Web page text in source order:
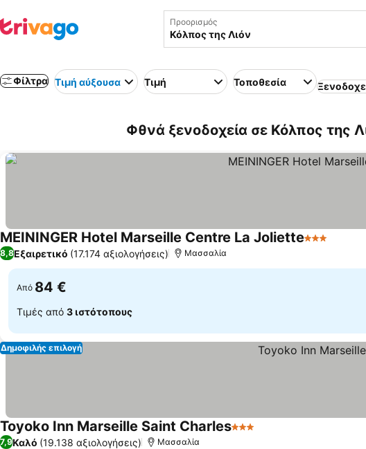
Προορισμός
Φίλτρα Τιμή αύξουσα Τιμή Τοποθεσία
Φθνά ξενοδοχεία σε Κόλπος της
MEININGER Hotel Marseille Centre La Joliette3 Αστέρια
8,8Εξαιρετικό (17.174 αξιολογήσεις) Μασσαλία
Από 84 €
Τιμές από 3 ιστότοπους
Δημοφιλής επιλογή
Toyoko Inn Marseille Saint Charles3 Αστέρια
7,9Καλό (19.138 αξιολογήσεις) Μασσαλία